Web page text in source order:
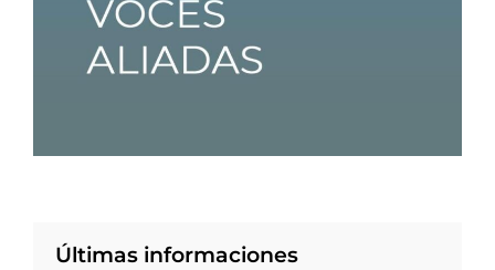
Últimas informaciones